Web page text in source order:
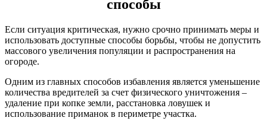
способы
Если ситуация критическая, нужно срочно принимать меры и
использовать доступные способы борьбы, чтобы не допустить
массового увеличения популяции и распространения на
огороде.
Одним из главных способов избавления является уменьшение
количества вредителей за счет физического уничтожения –
удаление при копке земли, расстановка ловушек и
использование приманок в периметре участка.